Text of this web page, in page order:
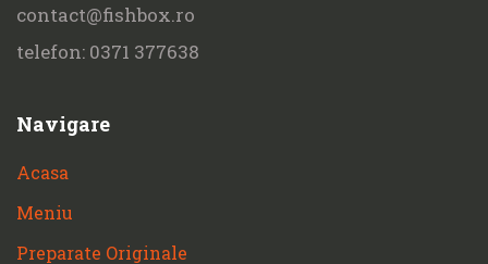
contact@fishbox.ro
telefon: 0371 377638
Navigare
Acasa
Meniu
Preparate Originale